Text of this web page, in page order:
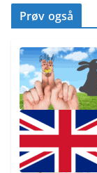
Prøv også